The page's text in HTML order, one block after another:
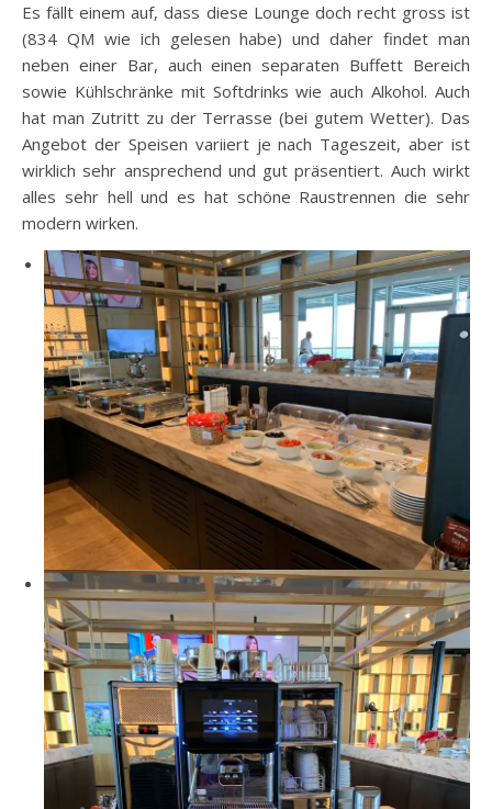
Es fällt einem auf, dass diese Lounge doch recht gross ist
(834 QM wie ich gelesen habe) und daher findet man
neben einer Bar, auch einen separaten Buffett Bereich
sowie Kühlschränke mit Softdrinks wie auch Alkohol. Auch
hat man Zutritt zu der Terrasse (bei gutem Wetter). Das
Angebot der Speisen variiert je nach Tageszeit, aber ist
wirklich sehr ansprechend und gut präsentiert. Auch wirkt
alles sehr hell und es hat schöne Raustrennen die sehr
modern wirken.